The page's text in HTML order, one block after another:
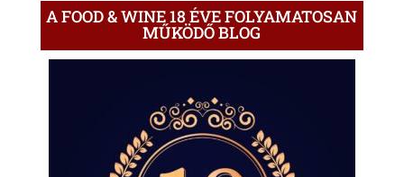
A FOOD & WINE 18 ÉVE FOLYAMATOSAN
MŰKÖDŐ BLOG